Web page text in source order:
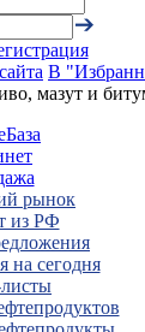
В
мазут и
рынок
из РФ
на сегодня